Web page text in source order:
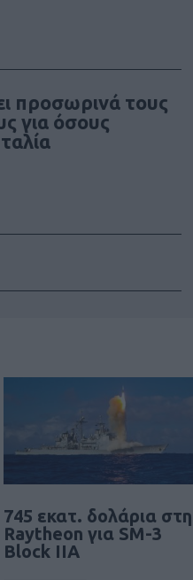
προσωρινά τους
για όσους
745 εκατ. δολάρια στη
Raytheon για SM-3
Block IIA